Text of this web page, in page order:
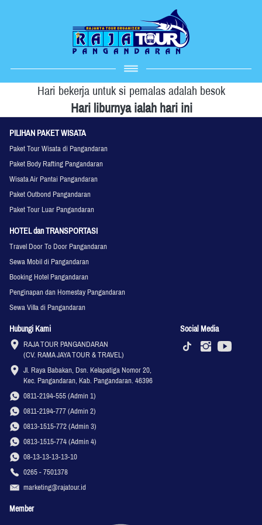
Hari bekerja untuk si pemalas adalah besok
Hari liburnya ialah hari ini
PILIHAN PAKET WISATA
Paket Tour Wisata di Pangandaran
Paket Body Rafting Pangandaran
Wisata Air Pantai Pangandaran
Paket Outbond Pangandaran
Paket Tour Luar Pangandaran
HOTEL dan TRANSPORTASI
Travel Door To Door Pangandaran
Sewa Mobil di Pangandaran
Booking Hotel Pangandaran
Penginapan dan Homestay Pangandaran
Sewa Villa di Pangandaran
Hubungi Kami
RAJA TOUR PANGANDARAN
(CV. RAMA JAYA TOUR & TRAVEL)
Jl. Raya Babakan, Dsn. Kelapatiga Nomor 20,
Kec. Pangandaran, Kab. Pangandaran. 46396
0811-2194-555 (Admin 1)
0811-2194-777 (Admin 2)
0813-1515-772 (Admin 3)
0813-1515-774 (Admin 4)
08-13-13-13-13-10
0265 - 7501378
marketing@rajatour.id
Social Media
Member